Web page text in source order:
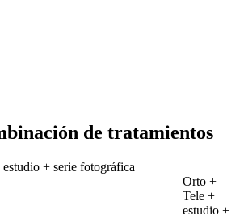
de tratamientos
estudio + serie fotográfica
Orto +
Tele +
estudio +